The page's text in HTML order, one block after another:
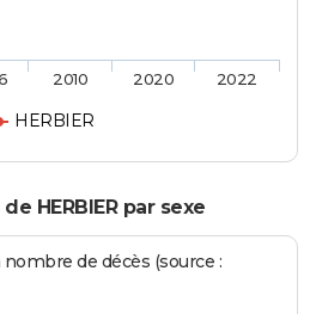
HERBIER
2010 2020 2022
HERBIER par sexe
de décès (source :